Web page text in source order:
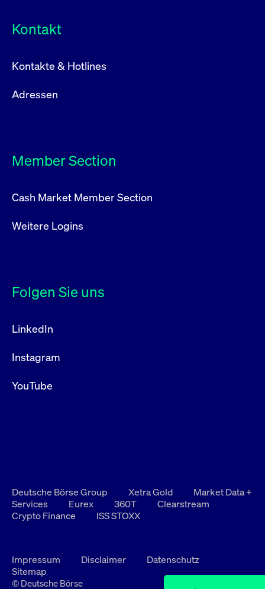
Kontakt
Kontakte & Hotlines
Adressen
Member Section
Cash Market Member Section
Weitere Logins
Folgen Sie uns
LinkedIn
Instagram
YouTube
Deutsche Börse Group Xetra Gold
Market Data +
Services
Eurex 360T
Clearstream
Crypto Finance
ISS STOXX
Impressum Disclaimer
Datenschutz
Sitemap
© Deutsche Börse